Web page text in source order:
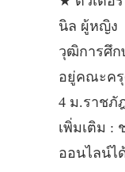
นิล ผู้หญิง
วุฒิการศึก
อยู่คณะค
4 ม.ราชภั
เพิ่มเติม :
ออนไลน์ไ